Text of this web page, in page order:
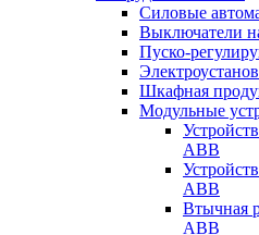
Силовые
Выключатели
Пуско-
Шкафная
Модульные
ABB
ABB
Втычная
ABB